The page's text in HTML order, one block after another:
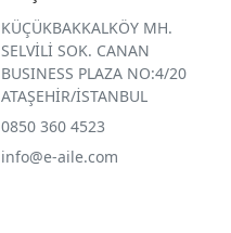
KÜÇÜKBAKKALKÖY MH.
SELVİLİ SOK. CANAN
BUSINESS PLAZA NO:4/20
ATAŞEHİR/İSTANBUL
0850 360 4523
info@e-aile.com